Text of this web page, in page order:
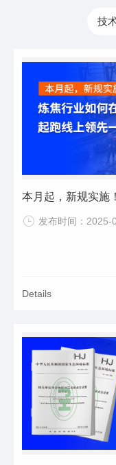
技
发布时间：2025-
Details